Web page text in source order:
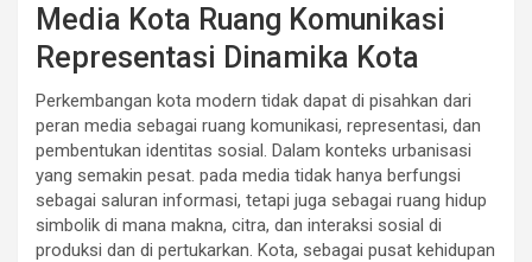
Media Kota Ruang Komunikasi
Representasi Dinamika Kota
Perkembangan kota modern tidak dapat di pisahkan dari
peran media sebagai ruang komunikasi, representasi, dan
pembentukan identitas sosial. Dalam konteks urbanisasi
yang semakin pesat. pada media tidak hanya berfungsi
sebagai saluran informasi, tetapi juga sebagai ruang hidup
simbolik di mana makna, citra, dan interaksi sosial di
produksi dan di pertukarkan. Kota, sebagai pusat kehidupan